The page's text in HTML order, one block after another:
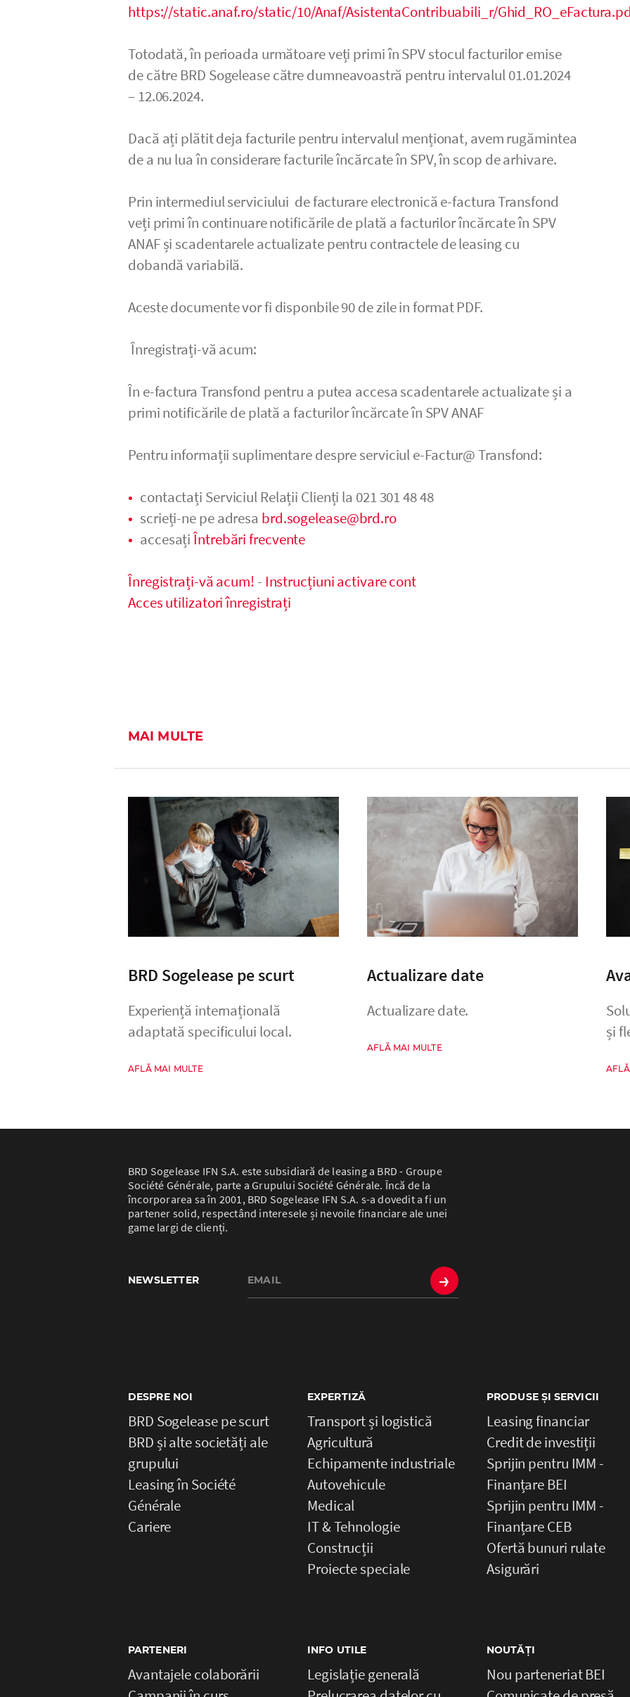
https://static.anaf.ro/static/10/Anaf/AsistentaContribuabili_r/
Totodată, în perioada următoare veți primi în SPV stocul facturilor emise
de către BRD Sogelease către dumneavoastră pentru intervalul 01.01.2024
– 12.06.2024.
Dacă ați plătit deja facturile pentru intervalul menționat, avem rugămintea
de a nu lua în considerare facturile încărcate în SPV, în scop de arhivare.
Prin intermediul serviciului de facturare electronică e-factura Transfond
veți primi în continuare notificările de plată a facturilor încărcate în SPV
ANAF și scadentarele actualizate pentru contractele de leasing cu
dobandă variabilă.
Aceste documente vor fi disponbile 90 de zile in format PDF.
Înregistrați-vă acum:
În e-factura Transfond pentru a putea accesa scadentarele actualizate și a
primi notificările de plată a facturilor încărcate în SPV ANAF
Pentru informații suplimentare despre serviciul e-Factur@ Transfond:
contactați Serviciul Relații Clienți la 021 301 48 48
scrieți-ne pe adresa brd.sogelease@brd.ro
accesațiÎntrebări frecvente
Înregistrați-vă acum! - Instrucțiuni activare cont
Acces utilizatori înregistrați
MAI MULTE
BRD Sogelease pe scurt
Experiență internațională
adaptată specificului local.
AFLĂ MAI MULTE
Actualizare date
Actualizare date.
AFLĂ MAI MULTE
și
BRD Sogelease IFN S.A. este subsidiară de leasing a BRD - Groupe
Société Générale, parte a Grupului Société Générale. Încă de la
încorporarea sa în 2001, BRD Sogelease IFN S.A. s-a dovedit a fi un
partener solid, respectând interesele și nevoile financiare ale unei
game largi de clienți.
NEWSLETTER →
DESPRE NOI
BRD Sogelease pe scurt
BRD și alte societăți ale
grupului
Leasing în Société
Générale
Cariere
EXPERTIZĂ
Transport și logistică
Agricultură
Echipamente industriale
Autovehicule
Medical
IT & Tehnologie
Construcții
Proiecte speciale
PRODUSE ȘI SERVICII
Leasing financiar
Credit de investiții
Sprijin pentru IMM -
Finanțare BEI
Sprijin pentru IMM -
Finanțare CEB
Ofertă bunuri rulate
Asigurări
PARTENERI
Avantajele colaborării
INFO UTILE
Legislație generală
NOUTĂȚI
Nou parteneriat BEI